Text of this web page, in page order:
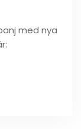
med nya